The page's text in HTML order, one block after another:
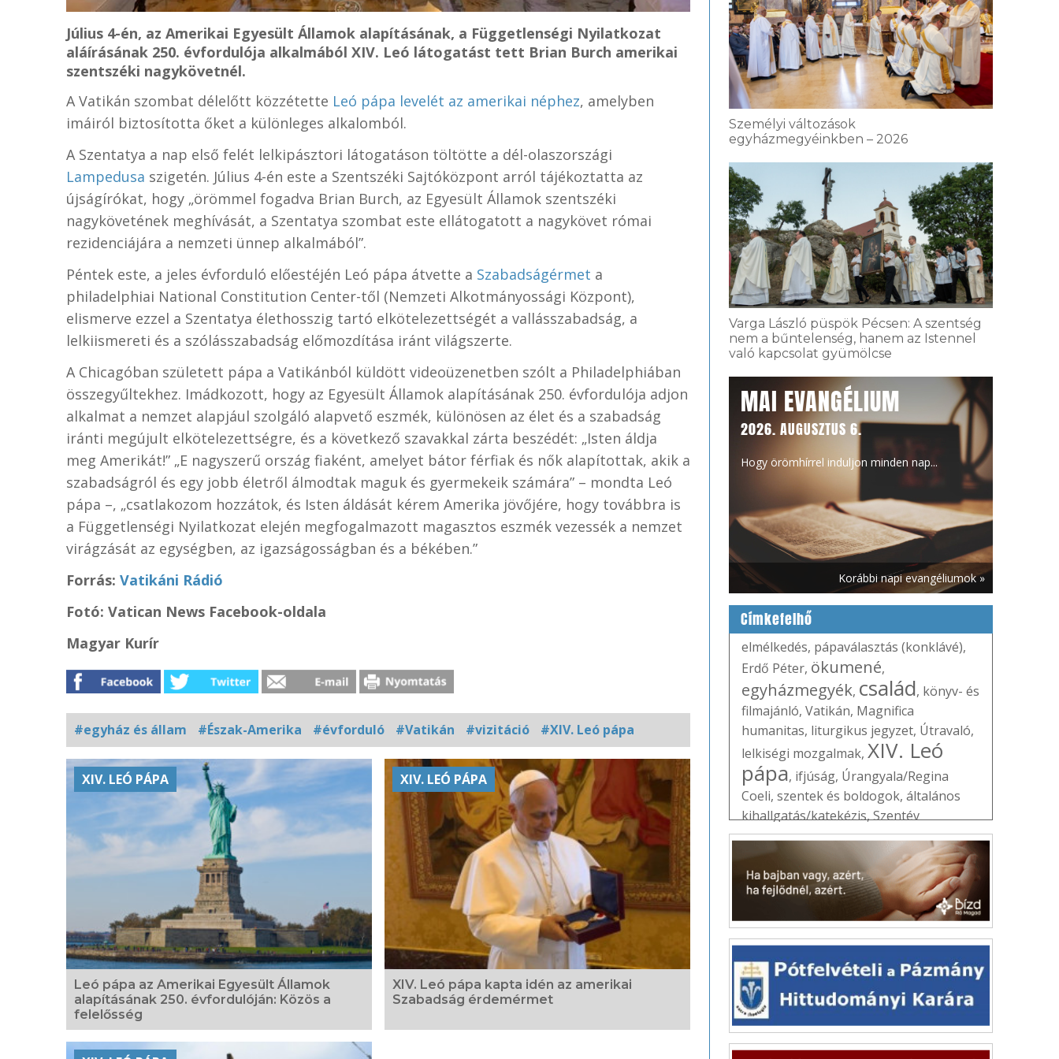
Július 4-én, az Amerikai Egyesült Államok alapításának, a Függetlenségi Nyilatkozat
aláírásának 250. évfordulója alkalmából XIV. Leó látogatást tett Brian Burch amerikai
szentszéki nagykövetnél.
A Vatikán szombat délelőtt közzétette Leó pápa levelét az amerikai néphez, amelyben
imáiról biztosította őket a különleges alkalomból.
A Szentatya a nap első felét lelkipásztori látogatáson töltötte a dél-olaszországi
Lampedusa szigetén. Július 4-én este a Szentszéki Sajtóközpont arról tájékoztatta az
újságírókat, hogy „örömmel fogadva Brian Burch, az Egyesült Államok szentszéki
nagykövetének meghívását, a Szentatya szombat este ellátogatott a nagykövet római
rezidenciájára a nemzeti ünnep alkalmából”.
Péntek este, a jeles évforduló előestéjén Leó pápa átvette a Szabadságérmet a
philadelphiai National Constitution Center-től (Nemzeti Alkotmányossági Központ),
elismerve ezzel a Szentatya élethosszig tartó elkötelezettségét a vallásszabadság, a
lelkiismereti és a szólásszabadság előmozdítása iránt világszerte.
A Chicagóban született pápa a Vatikánból küldött videoüzenetben szólt a Philadelphiában
összegyűltekhez. Imádkozott, hogy az Egyesült Államok alapításának 250. évfordulója adjon
alkalmat a nemzet alapjául szolgáló alapvető eszmék, különösen az élet és a szabadság
iránti megújult elkötelezettségre, és a következő szavakkal zárta beszédét: „Isten áldja
meg Amerikát!” „E nagyszerű ország fiaként, amelyet bátor férfiak és nők alapítottak, akik a
szabadságról és egy jobb életről álmodtak maguk és gyermekeik számára” – mondta Leó
pápa –, „csatlakozom hozzátok, és Isten áldását kérem Amerika jövőjére, hogy továbbra is
a Függetlenségi Nyilatkozat elején megfogalmazott magasztos eszmék vezessék a nemzet
virágzását az egységben, az igazságosságban és a békében.”
Forrás: Vatikáni Rádió
Fotó: Vatican News Facebook-oldala
Magyar Kurír
#egyház és állam #Észak-Amerika #évforduló #Vatikán #vizitáció #XIV. Leó pápa
Kapcsolódó
fotógaléria
XIV. LEÓ PÁPA
Leó pápa az Amerikai Egyesült Államok
alapításának 250. évfordulóján: Közös a
felelősség
XIV. LEÓ PÁPA
XIV. Leó pápa kapta idén az amerikai
Szabadság érdemérmet
Személyi változások
egyházmegyéinkben – 2026
Varga László püspök Pécsen: A szentség
nem a bűntelenség, hanem az Istennel
való kapcsolat gyümölcse
MAI EVANGÉLIUM
2026. AUGUSZTUS 6.
Hogy örömhírrel induljon minden nap...
Korábbi napi evangéliumok »
Címkefelhő
elmélkedés, pápaválasztás (konklávé),
Erdő Péter, ökumené,
egyházmegyék, család, könyv- és
filmajánló, Vatikán, Magnifica
humanitas, liturgikus jegyzet, Útravaló,
lelkiségi mozgalmak, XIV. Leó
pápa, ifjúság, Úrangyala/Regina
Coeli, szentek és boldogok, általános
kihallgatás/katekézis,Szentév